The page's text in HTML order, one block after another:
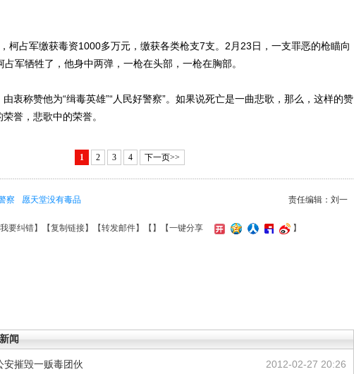
占军缴获毒资1000多万元，缴获各类枪支7支。2月23日，一支罪恶的枪瞄向
军牺牲了，他身中两弹，一枪在头部，一枪在胸部。
称赞他为“缉毒英雄”“人民好警察”。如果说死亡是一曲悲歌，那么，这样的赞
誉，悲歌中的荣誉。
1 2 3 4 下一页>>
责任编辑：刘一
察 愿天堂没有毒品
我要纠错】【复制链接】【转发邮件】【 】 【一键分享 】
闻
2012-02-27 20:26
安摧毁一贩毒团伙